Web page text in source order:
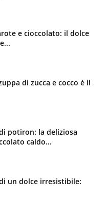
e cioccolato: il dolce
di zucca e cocco è il
potiron: la deliziosa
caldo...
un dolce irresistibile: